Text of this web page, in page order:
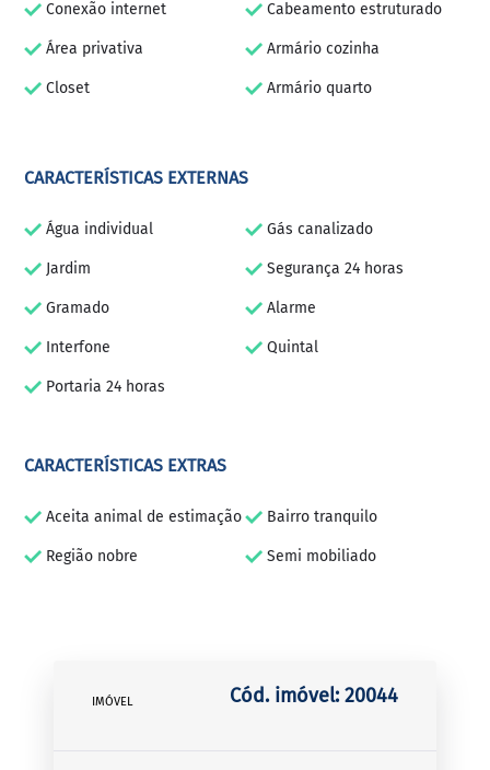
Conexão internet Cabeamento estruturado
Área privativa Armário cozinha
Closet Armário quarto
CARACTERÍSTICAS EXTERNAS
Água individual Gás canalizado
Jardim Segurança 24 horas
Gramado Alarme
Interfone Quintal
Portaria 24 horas
CARACTERÍSTICAS EXTRAS
Aceita animal de estimação Bairro tranquilo
Região nobre Semi mobiliado
IMÓVEL Cód. imóvel: 20044